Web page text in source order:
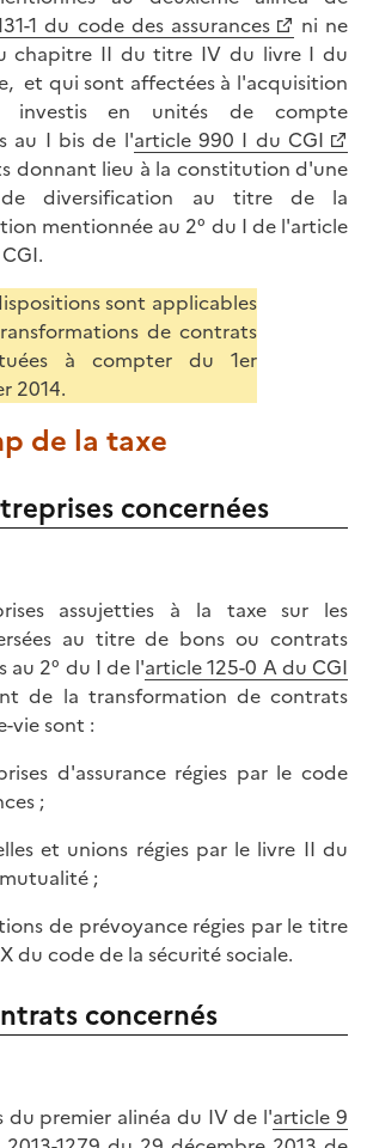
1 du code des assurances
ni ne
chapitre II du titre IV du livre I du
et qui sont affectées à l'acquisition
investis en unités de compte
au I bis de l'article 990 I du CGI
donnant lieu à la constitution d'une
de diversification au titre de la
mentionnée au 2° du I de l'article
sont applicables
de contrats
à compter du 1er
2014.
de la taxe
concernées
assujetties à la taxe sur les
au titre de bons ou contrats
au 2° du I de l'article 125-0 A du CGI
de la transformation de contrats
vie sont :
d'assurance régies par le code
;
et unions régies par le livre II du
;
de prévoyance régies par le titre
du code de la sécurité sociale.
concernés
du premier alinéa du IV de l'article 9